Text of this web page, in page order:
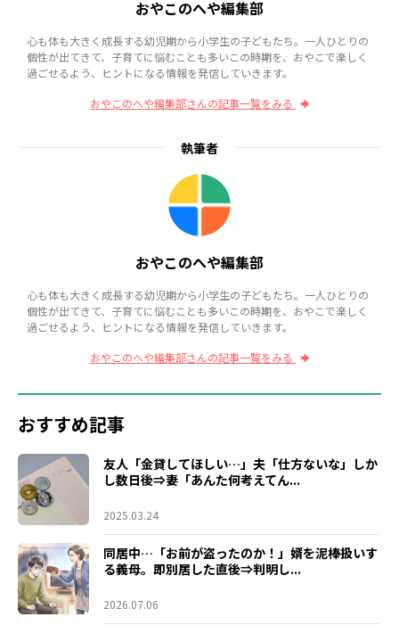
おやこのへや編集部
心も体も大きく成長する幼児期から小学生の子どもたち。一人ひとりの
個性が出てきて、子育てに悩むことも多いこの時期を、おやこで楽しく
過ごせるよう、ヒントになる情報を発信していきます。
おやこのへや編集部さんの記事一覧をみる
執筆者
おやこのへや編集部
心も体も大きく成長する幼児期から小学生の子どもたち。一人ひとりの
個性が出てきて、子育てに悩むことも多いこの時期を、おやこで楽しく
過ごせるよう、ヒントになる情報を発信していきます。
おやこのへや編集部さんの記事一覧をみる
おすすめ記事
友人「金貸してほしい…」夫「仕方ないな」しか
し数日後⇒妻「あんた何考えてん...
2025.03.24
同居中…「お前が盗ったのか！」婿を泥棒扱いす
る義母。即別居した直後⇒判明し...
2026.07.06